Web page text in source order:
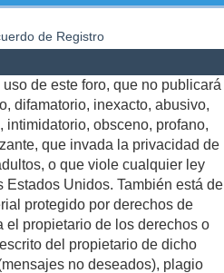
de Registro
de este foro, que no publicará
difamatorio, inexacto, abusivo,
obsceno, profano,
que invada la privacidad de
o que viole cualquier ley
Unidos. También está de
protegido por derechos de
el propietario de los derechos o
del propietario de dicho
no deseados), plagio